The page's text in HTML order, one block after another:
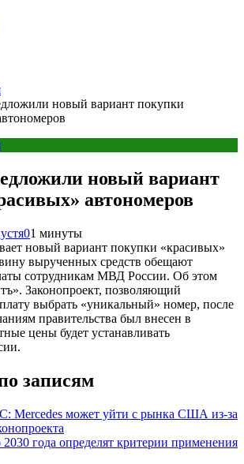
новый вариант покупки
новый вариант
автономеров
01 минуты
новый вариант покупки «красивых»
вырученных средств обещают
сотрудникам МВД России. Об этом
Законопроект, позволяющий
выбрать «уникальный» номер, после
правительства был внесен в
цены будет устанавливать
записям
Mercedes может уйти с рынка США из-за
года определят критерии применения